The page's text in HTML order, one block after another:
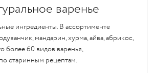
варенье
ингредиенты. В ассортименте
мандарин, хурма, айва, абрикос,
более 60 видов варенья,
старинным рецептам.